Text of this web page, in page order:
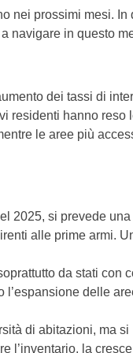
nei prossimi mesi.
navigare in questo
dei tassi di
hanno reso
le aree più
2025, si prevede
alle prime armi.
da stati con
delle
di abitazioni, ma
l’inventario, la